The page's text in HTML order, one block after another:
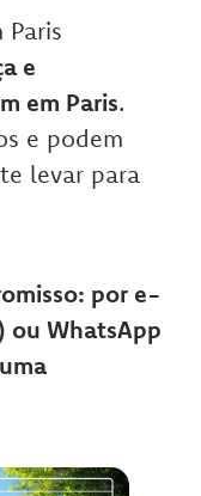
e
em Paris.
e podem
levar para
por e-
ou WhatsApp